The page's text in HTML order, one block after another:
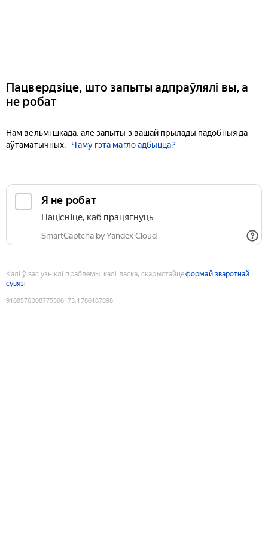
Пацвердзіце, што запыты адпраўлялі вы, а
не робат
Нам вельмі шкада, але запыты з вашай прылады падобныя да
аўтаматычных.
Чаму гэта магло адбыцца?
Я не робат
Націсніце, каб працягнуць
SmartCaptcha by Yandex Cloud
Калі ў вас узніклі праблемы, калі ласка, скарыстайцеформай зваротнай
сувязі
9188576308775306173:1786187898